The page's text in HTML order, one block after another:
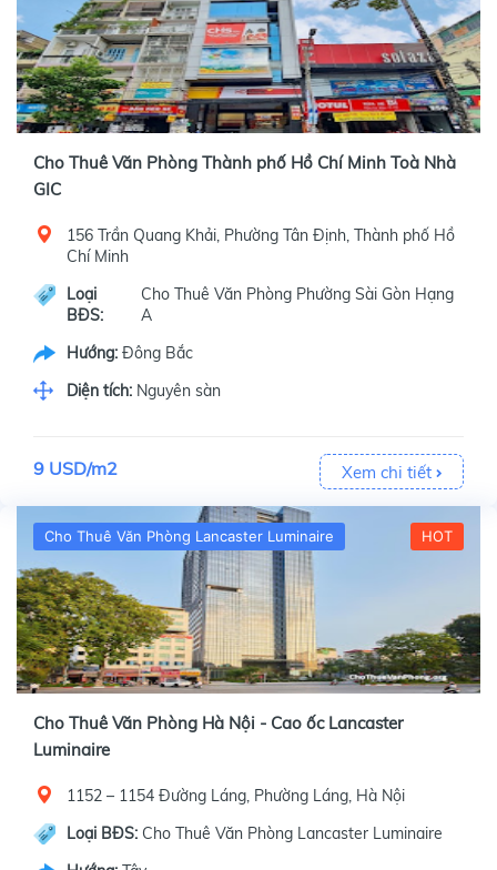
Cho Thuê Văn Phòng Thành phố Hồ Chí Minh Toà Nhà
GIC
156 Trần Quang Khải, Phường Tân Định, Thành phố Hồ
Chí Minh
Loại
BĐS:
Cho Thuê Văn Phòng Phường Sài Gòn Hạng
A
Hướng: Đông Bắc
Diện tích: Nguyên sàn
9 USD/m2 Xem chi tiết
Cho Thuê Văn Phòng Lancaster Luminaire HOT
Cho Thuê Văn Phòng Hà Nội - Cao ốc Lancaster
Luminaire
1152 – 1154 Đường Láng, Phường Láng, Hà Nội
Loại BĐS: Cho Thuê Văn Phòng Lancaster Luminaire